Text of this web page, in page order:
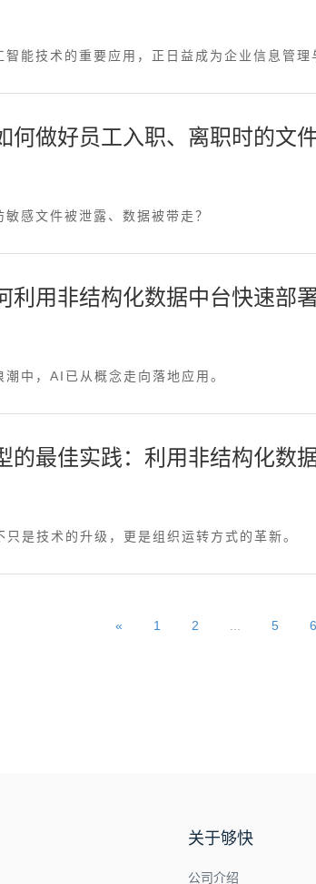
能技术的重要应用，正日益成为企业信息管理
何做好员工入职、离职时的文件
感文件被泄露、数据被带走？
利用非结构化数据中台快速部
中，AI已从概念走向落地应用。
的最佳实践：利用非结构化数
是技术的升级，更是组织运转方式的革新。
« 1 2 5 6
关于够快
公司介绍